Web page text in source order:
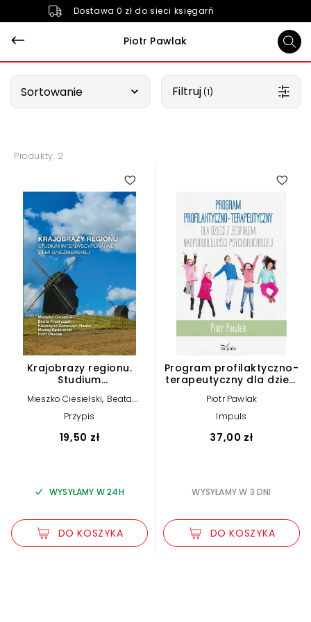
Dostawa 0 zł do sieci księgarń
Piotr Pawlak
Sortowanie Filtruj (1)
Produkty: 2
Krajobrazy regionu.
Studium
gnieźnieńskiej
Mieszko Ciesielski, Beata
Frydryczak
Katarzyna
Szewczyk-Haake
Kędzierski ,Piotr Pawlak
Przypis
19,50 zł
WYSYŁAMY W 24H
DO KOSZYKA
5.00
Program profilaktyczno-
terapeutyczny dla dzieci
nadpobudliwości
psychoruchowej
Piotr Pawlak
Impuls
37,00 zł
WYSYŁAMY W 3 DNI
DO KOSZYKA